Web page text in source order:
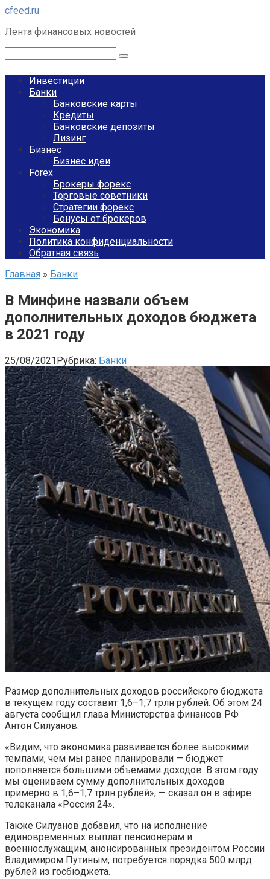
Перейти
контенту
cfeed.ru
Лента финансовых новостей
Инвестиции
Банки
Банковские карты
Кредиты
Банковские депозиты
Лизинг
Бизнес
Бизнес идеи
Forex
Брокеры форекс
Торговые советники
Стратегии форекс
Бонусы от брокеров
Экономика
Политика конфиденциальности
Обратная связь
Главная » Банки
В Минфине назвали объем
дополнительных доходов бюджета
в 2021 году
25/08/2021Рубрика: Банки
Размер дополнительных доходов российского бюджета
в текущем году составит 1,6–1,7 трлн рублей. Об этом 24
августа сообщил глава Министерства финансов РФ
Антон Силуанов.
«Видим, что экономика развивается более высокими
темпами, чем мы ранее планировали — бюджет
пополняется большими объемами доходов. В этом году
мы оцениваем сумму дополнительных доходов
примерно в 1,6–1,7 трлн рублей», — сказал он в эфире
телеканала «Россия 24».
Также Силуанов добавил, что на исполнение
единовременных выплат пенсионерам и
военнослужащим, анонсированных президентом России
Владимиром Путиным, потребуется порядка 500 млрд
рублей из госбюджета.